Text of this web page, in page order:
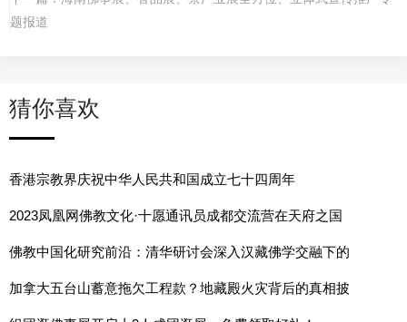
题报道
猜你喜欢
香港宗教界庆祝中华人民共和国成立七十四周年
2023凤凰网佛教文化·十愿通讯员成都交流营在天府之国
佛教中国化研究前沿：清华研讨会深入汉藏佛学交融下的
加拿大五台山蓄意拖欠工程款？地藏殿火灾背后的真相披